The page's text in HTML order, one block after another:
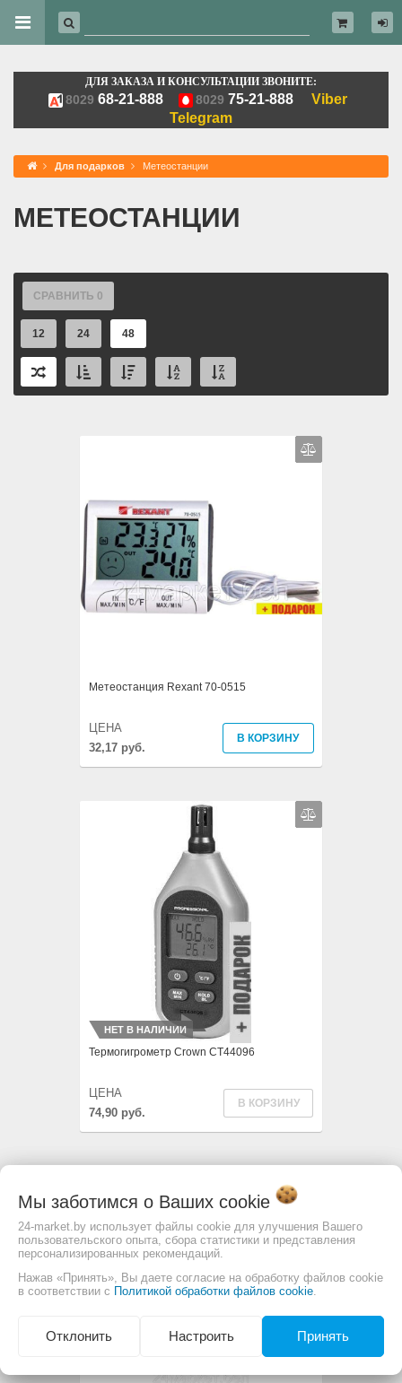
ДЛЯ ЗАКАЗА И КОНСУЛЬТАЦИИ ЗВОНИТЕ:
8029 68-21-888 8029 75-21-888
Viber
Telegram
Для подарков Метеостанции
МЕТЕОСТАНЦИИ
СРАВНИТЬ 0
12 24 48
Метеостанция Rexant 70-0515
32,17 руб.
ЦЕНА
В КОРЗИНУ
НЕТ В НАЛИЧИИ
Термогигрометр Crown CT44096
74,90 руб.
ЦЕНА
В КОРЗИНУ
Мы заботимся о Ваших cookie
24-market.by использует файлы cookie для улучшения Вашего
пользовательского опыта, сбора статистики и представления
персонализированных рекомендаций.
Нажав «Принять», Вы даете согласие на обработку файлов cookie
в соответствии с Политикой обработки файлов cookie.
Отклонить Настроить Принять